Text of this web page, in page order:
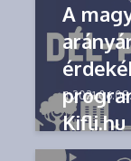
A
Kifli.hu
2021.06.08.